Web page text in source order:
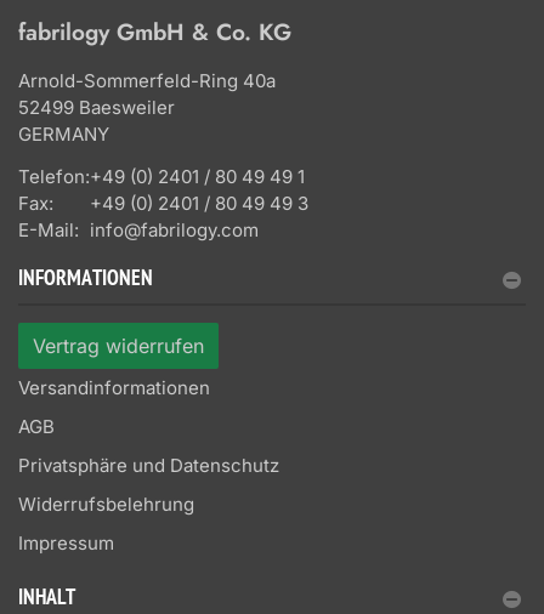
fabrilogy GmbH & Co. KG
Arnold-Sommerfeld-Ring 40a
52499 Baesweiler
GERMANY
Telefon:+49 (0) 2401 / 80 49 49 1
Fax:
+49 (0) 2401 / 80 49 49 3
E-Mail: info@fabrilogy.com
INFORMATIONEN
Vertrag widerrufen
Versandinformationen
AGB
Privatsphäre und Datenschutz
Widerrufsbelehrung
Impressum
INHALT